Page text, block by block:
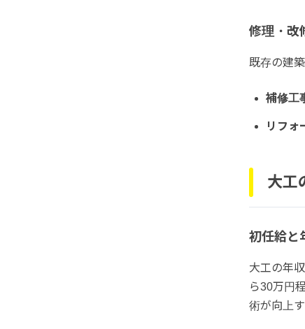
修理・改
既存の建
補修工
リフォ
大工
初任給と
大工の年
ら30万円
術が向上